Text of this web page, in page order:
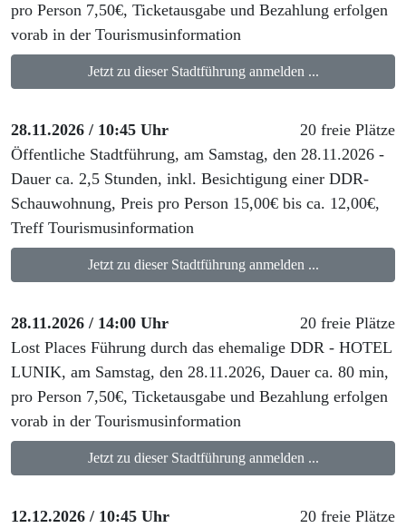
pro Person 7,50€, Ticketausgabe und Bezahlung erfolgen
vorab in der Tourismusinformation
Jetzt zu dieser Stadtführung anmelden ...
28.11.2026 / 10:45 Uhr
20 freie Plätze
Öffentliche Stadtführung, am Samstag, den 28.11.2026 -
Dauer ca. 2,5 Stunden, inkl. Besichtigung einer DDR-
Schauwohnung, Preis pro Person 15,00€ bis ca. 12,00€,
Treff Tourismusinformation
Jetzt zu dieser Stadtführung anmelden ...
28.11.2026 / 14:00 Uhr
20 freie Plätze
Lost Places Führung durch das ehemalige DDR - HOTEL
LUNIK, am Samstag, den 28.11.2026, Dauer ca. 80 min,
pro Person 7,50€, Ticketausgabe und Bezahlung erfolgen
vorab in der Tourismusinformation
Jetzt zu dieser Stadtführung anmelden ...
12.12.2026 / 10:45 Uhr
20 freie Plätze